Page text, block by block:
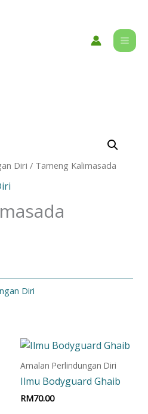
Diri / Tameng Kalimasada
Diri
Amalan Perlindungan Diri
Ilmu Bodyguard Ghaib
RM70.00